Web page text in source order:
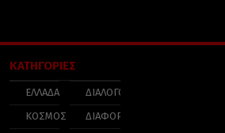
ΚΑΤΗΓΟΡΙΕΣ
ΕΛΛΑΔΑ
ΚΟΣΜΟΣ
ΔΙΑΛΟΓΟΣ
ΔΙΑΦΟΡΑ